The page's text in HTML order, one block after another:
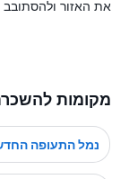
את האזור ולהסתובב
מקומות
נמל התעופה